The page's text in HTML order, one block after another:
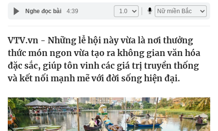
Pháp luật
Thế giới
Tin tức
Thế giới đó đây
Câu chuyện quốc tế
Tài chính
Dữ liệu và đời sống
Công nghệ
Nghe đọc bài 4:39
VTV.vn - Những lễ hội này vừa là nơi thưởng
thức món ngon vừa tạo ra không gian văn hóa
đặc sắc, giúp tôn vinh các giá trị truyền thống
và kết nối mạnh mẽ với đời sống hiện đại.